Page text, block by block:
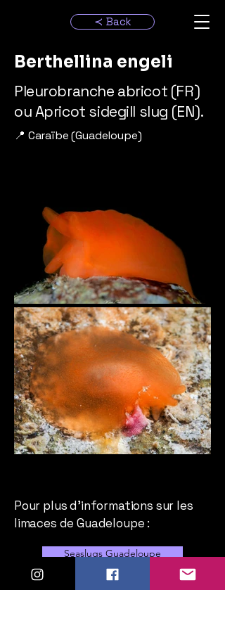
≺ Back
Berthellina engeli
Pleurobranche abricot (FR)
ou Apricot sidegill slug (EN).
📍 Caraïbe (Guadeloupe)
Pour plus d'informations sur les
limaces de Guadeloupe :
Seaslugs Guadeloupe
Inaturalist